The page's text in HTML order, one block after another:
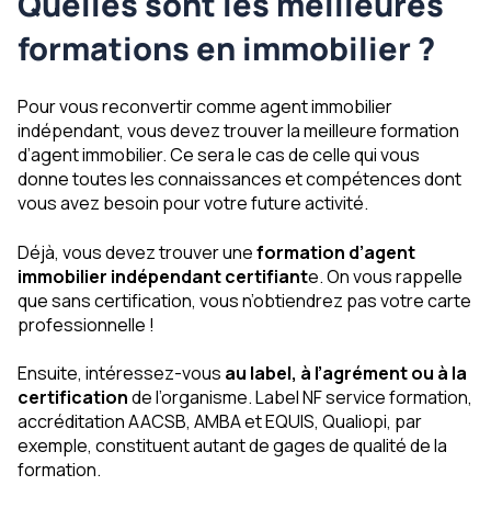
formations en immobilier ?
Pour vous reconvertir comme agent immobilier
indépendant, vous devez trouver la meilleure formation
d’agent immobilier. Ce sera le cas de celle qui vous
donne toutes les connaissances et compétences dont
vous avez besoin pour votre future activité.
Déjà, vous devez trouver uneformation d’agent
immobilier indépendant certifiante. On vous rappelle
que sans certification, vous n’obtiendrez pas votre carte
professionnelle !
Ensuite, intéressez-vous au label, à l’agrément ou à la
certificationde l’organisme. Label NF service formation,
accréditation AACSB, AMBA et EQUIS, Qualiopi, par
exemple, constituent autant de gages de qualité de la
formation.